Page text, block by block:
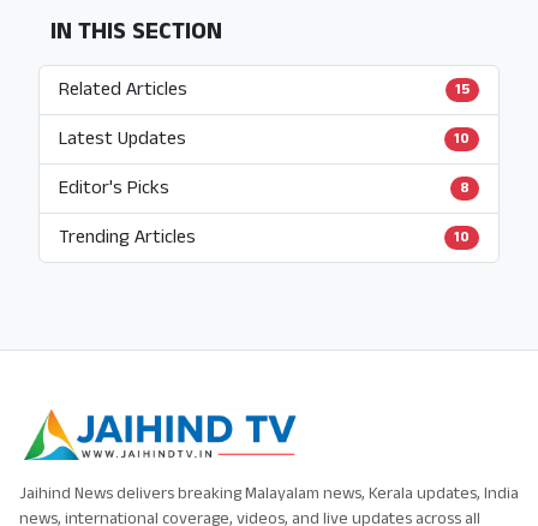
IN THIS SECTION
Related Articles 15
Latest Updates 10
Editor's Picks 8
Trending Articles 10
Jaihind News delivers breaking Malayalam news, Kerala updates, India
news, international coverage, videos, and live updates across all